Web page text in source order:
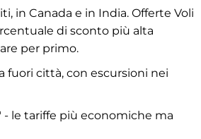
in Canada e in India. Offerte Voli
di sconto più alta
per primo.
fuori città, con escursioni nei
le tariffe più economiche ma